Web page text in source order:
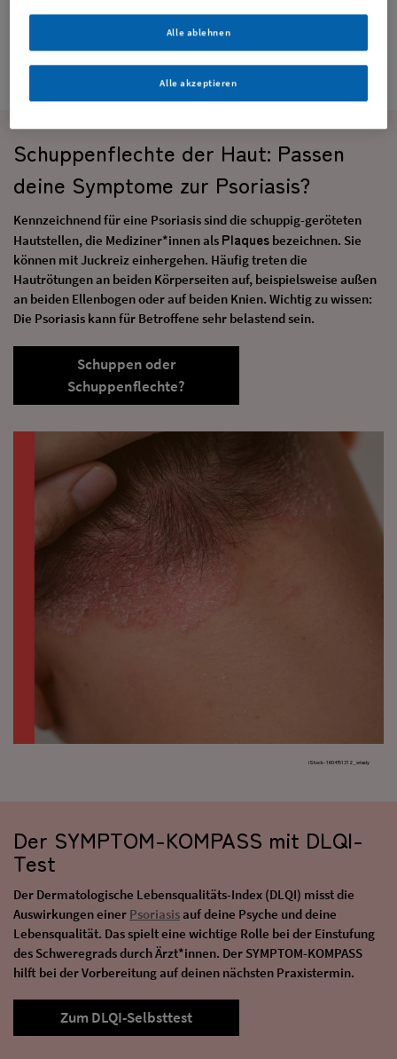
Schuppenflechte der Haut: Passen
deine Symptome zur Psoriasis?
Kennzeichnend für eine Psoriasis sind die schuppig-geröteten
Hautstellen, die Mediziner*innen als Plaques bezeichnen. Sie
können mit Juckreiz einhergehen. Häufig treten die
Hautrötungen an beiden Körperseiten auf, beispielsweise außen
an beiden Ellenbogen oder auf beiden Knien. Wichtig zu wissen:
Die Psoriasis kann für Betroffene sehr belastend sein.
Schuppen oder
Schuppenflechte?
iStock-1604751312_wisely
Der SYMPTOM-KOMPASS mit DLQI-
Test
Der Dermatologische Lebensqualitäts-Index (DLQI) misst die
Auswirkungen einer Psoriasisauf deine Psyche und deine
Lebensqualität. Das spielt eine wichtige Rolle bei der Einstufung
des Schweregrads durch Ärzt*innen. Der SYMPTOM-KOMPASS
hilft bei der Vorbereitung auf deinen nächsten Praxistermin.
Zum DLQI-Selbsttest
Alle ablehnen
Alle akzeptieren